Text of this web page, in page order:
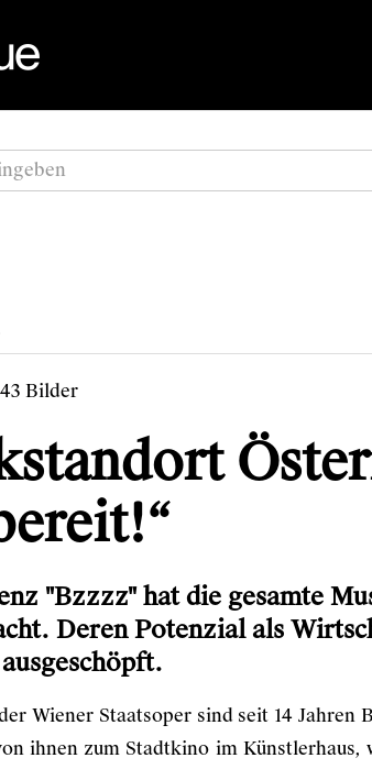
43 Bilder
"Bzzzz" hat die gesamte
Deren Potenzial als
Wiener Staatsoper sind seit 14 Jahren
ihnen zum Stadtkino im Künstlerhaus,